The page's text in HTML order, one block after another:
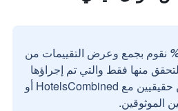
نقوم بجمع وعرض التقييمات من
منها فقط والتي تم إجراؤها
بواسطة مستخدمين حقيقيين مع HotelsCombined أو
الموثوقين.